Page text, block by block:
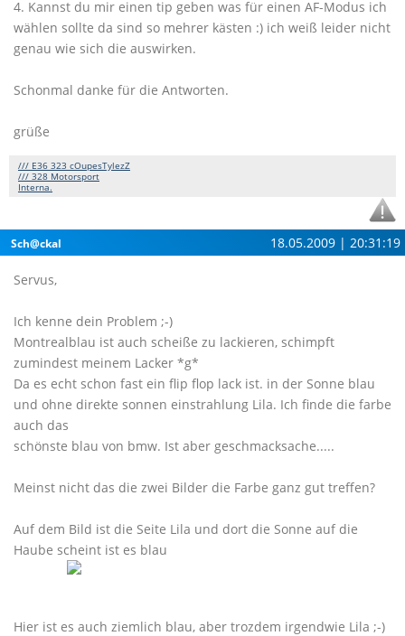
4. Kannst du mir einen tip geben was für einen AF-Modus ich
wählen sollte da sind so mehrer kästen :) ich weiß leider nicht
genau wie sich die auswirken.
Schonmal danke für die Antworten.
grüße
/// E36 323 cOupesTylezZ
/// 328 Motorsport
Interna.
Sch@ckal 18.05.2009 | 20:31:19
Servus,
Ich kenne dein Problem ;-)
Montrealblau ist auch scheiße zu lackieren, schimpft
zumindest meinem Lacker *g*
Da es echt schon fast ein flip flop lack ist. in der Sonne blau
und ohne direkte sonnen einstrahlung Lila. Ich finde die farbe
auch das
schönste blau von bmw. Ist aber geschmacksache.....
Meinst nicht das die zwei Bilder die Farbe ganz gut treffen?
Auf dem Bild ist die Seite Lila und dort die Sonne auf die
Haube scheint ist es blau
Hier ist es auch ziemlich blau, aber trozdem irgendwie Lila ;-)